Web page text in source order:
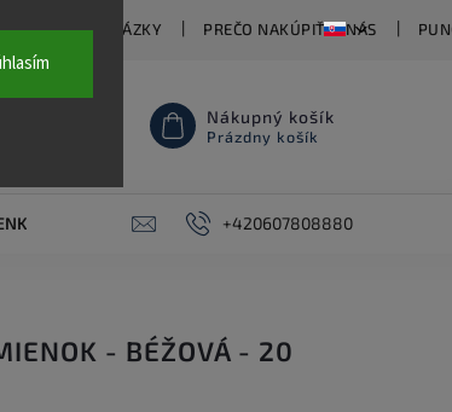
KLADENÉ OTÁZKY PREČO NAKÚPIŤ U NÁS
Nákupný košík
Prázdny košík
NA HODINKY AKCE PIERCING
+420607808880
- BÉŽOVÁ - 20